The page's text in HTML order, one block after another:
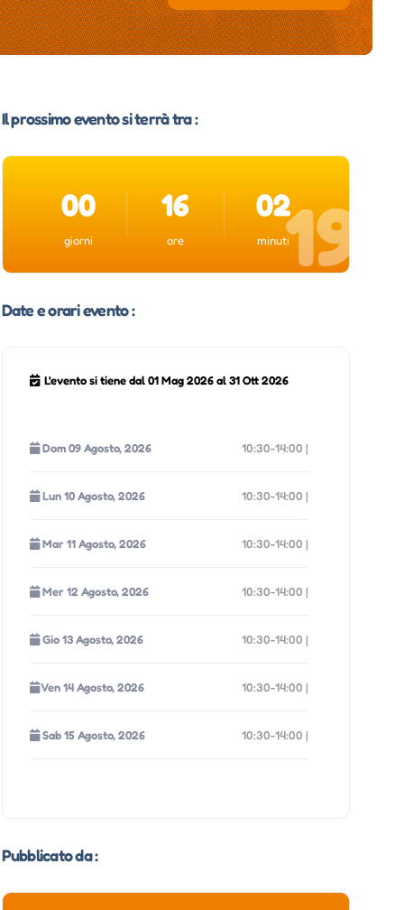
Il prossimo evento si terrà tra :
00
giorni
16
ore
02
minuti18
Date e orari evento :
L'evento si tiene dal 01 Mag 2026 al 31 Ott 2026
Dom 09 Agosto, 2026 10:30-14:00 |
Lun 10 Agosto, 2026 10:30-14:00 |
Mar 11 Agosto, 2026 10:30-14:00 |
Mer 12 Agosto, 2026 10:30-14:00 |
Gio 13 Agosto, 2026 10:30-14:00 |
Ven 14 Agosto, 2026 10:30-14:00 |
Sab 15 Agosto, 2026 10:30-14:00 |
Pubblicato da :